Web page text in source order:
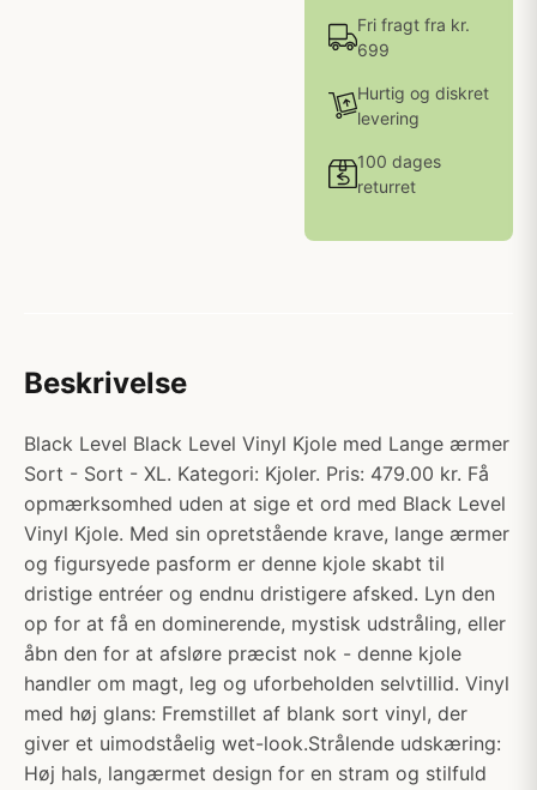
Fri fragt fra kr.
699
Hurtig og diskret
levering
100 dages
returret
Beskrivelse
Black Level Black Level Vinyl Kjole med Lange ærmer
Sort - Sort - XL. Kategori: Kjoler. Pris: 479.00 kr. Få
opmærksomhed uden at sige et ord med Black Level
Vinyl Kjole. Med sin opretstående krave, lange ærmer
og figursyede pasform er denne kjole skabt til
dristige entréer og endnu dristigere afsked. Lyn den
op for at få en dominerende, mystisk udstråling, eller
åbn den for at afsløre præcist nok - denne kjole
handler om magt, leg og uforbeholden selvtillid. Vinyl
med høj glans: Fremstillet af blank sort vinyl, der
giver et uimodståelig wet-look.Strålende udskæring:
Høj hals, langærmet design for en stram og stilfuld